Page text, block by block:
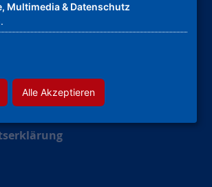
(CoC)
Multimedia & Datenschutz
.
Alle Akzeptieren